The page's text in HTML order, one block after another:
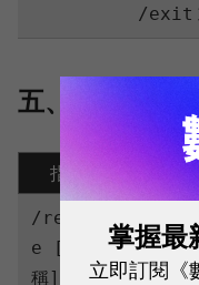
/exit
五、工作階段管
指令
/renam
e [名
稱]
重新命
話歷史
掌握最
立即訂閱《